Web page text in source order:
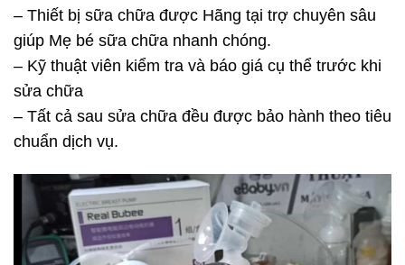
– Thiết bị sữa chữa được Hãng tại trợ chuyên sâu
giúp Mẹ bé sữa chữa nhanh chóng.
– Kỹ thuật viên kiểm tra và báo giá cụ thể trước khi
sửa chữa
– Tất cả sau sửa chữa đều được bảo hành theo tiêu
chuẩn dịch vụ.